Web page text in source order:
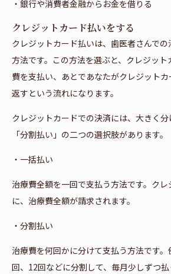
・銀行や消費者金融からお金を借りる
クレジットカード払いをする
クレジットカード払いは、歯医者さんで
方法です。この方法を選ぶと、クレジッ
費を支払い、あとであなたがクレジット
返すという流れになります。
クレジットカードでの決済には、大きく
「分割払い」の二つの選択肢があります。
・一括払い
治療費全額を一回で支払う方法です。ク
に、治療費全額が請求されます。
・分割払い
治療費を何回かに分けて支払う方法です
回、12回などに分割して、毎月少しずつ